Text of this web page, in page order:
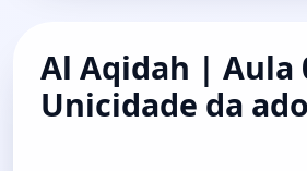
Al Aqidah | Aula
Unicidade da